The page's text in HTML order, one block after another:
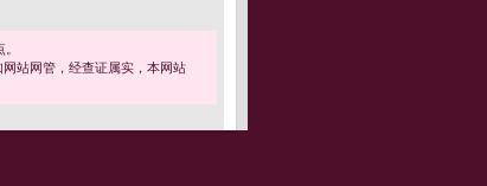
站网管，经查证属实，本网站